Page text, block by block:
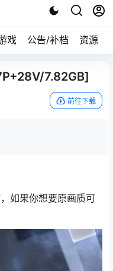
戏 公告/补档 资源求
7.82GB]
前往下载
如果你想要原画质可